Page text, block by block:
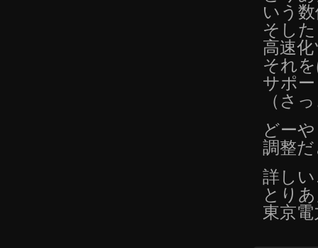
いう
そし
高速
それ
サポ
（さ
どー
調整
詳し
とり
東京